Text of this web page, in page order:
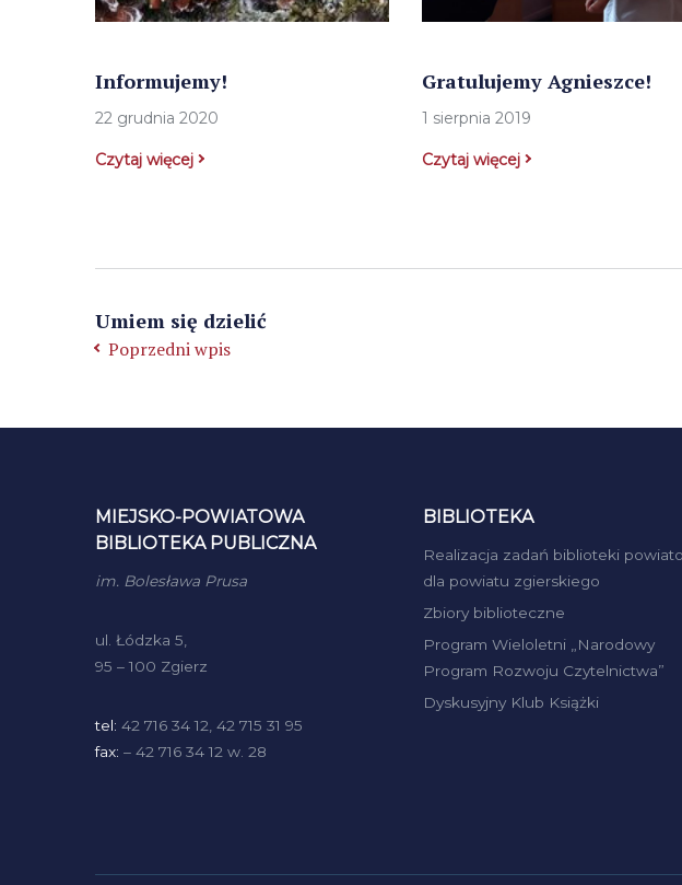
Informujemy!
22 grudnia 2020
Czytaj więcej
Gratulujemy Agnieszce!
1 sierpnia 2019
Czytaj więcej
Umiem się dzielić
Poprzedni wpis
MIEJSKO-POWIATOWA
BIBLIOTEKA PUBLICZNA
im. Bolesława Prusa
ul. Łódzka 5,
95 – 100 Zgierz
tel: 42 716 34 12, 42 715 31 95
fax: – 42 716 34 12 w. 28
BIBLIOTEKA
Realizacja zadań biblioteki
dla powiatu zgierskiego
Zbiory biblioteczne
Program Wieloletni „Narodowy
Program Rozwoju Czytelnictwa”
Dyskusyjny Klub Książki